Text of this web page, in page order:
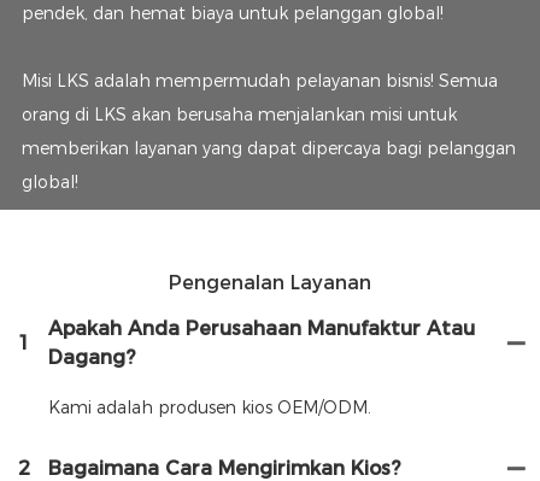
pendek, dan hemat biaya untuk pelanggan global!
Misi LKS adalah mempermudah pelayanan bisnis! Semua
orang di LKS akan berusaha menjalankan misi untuk
memberikan layanan yang dapat dipercaya bagi pelanggan
global!
Pengenalan Layanan
1
Apakah Anda Perusahaan Manufaktur Atau
Dagang?
Kami adalah produsen kios OEM/ODM.
2 Bagaimana Cara Mengirimkan Kios?